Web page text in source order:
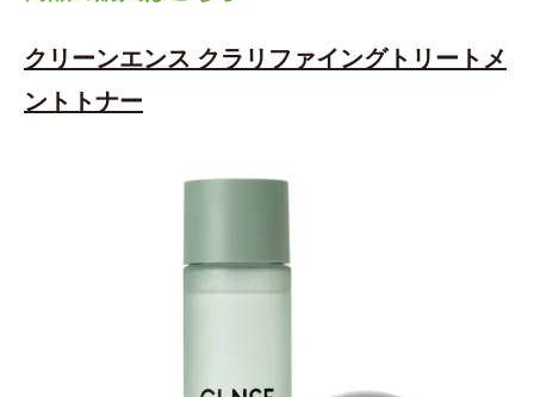
クリーンエンス クラリファイングトリートメ
ントトナー